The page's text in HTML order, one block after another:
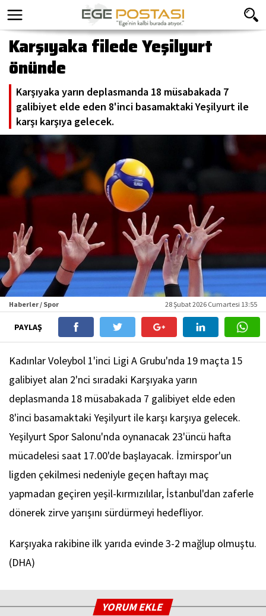
Karşıyaka filede Yeşilyurt
önünde
Karşıyaka yarın deplasmanda 18 müsabakada 7
galibiyet elde eden 8'inci basamaktaki Yeşilyurt ile
karşı karşıya gelecek.
Haberler / Spor 28 Şubat 2026 Cumartesi 13:55
PAYLAŞ
Kadınlar Voleybol 1'inci Ligi A Grubu'nda 19 maçta 15
galibiyet alan 2'nci sıradaki Karşıyaka yarın
deplasmanda 18 müsabakada 7 galibiyet elde eden
8'inci basamaktaki Yeşilyurt ile karşı karşıya gelecek.
Yeşilyurt Spor Salonu'nda oynanacak 23'üncü hafta
mücadelesi saat 17.00'de başlayacak. İzmirspor'un
ligden çekilmesi nedeniyle geçen haftayı maç
yapmadan geçiren yeşil-kırmızılılar, İstanbul'dan zaferle
dönerek zirve yarışını sürdürmeyi hedefliyor.
Karşıyaka rakibine ilk yarıda evinde 3-2 mağlup olmuştu.
(DHA)
YORUM EKLE